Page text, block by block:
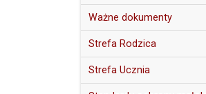
Ważne dokumenty
Strefa Rodzica
Strefa Ucznia